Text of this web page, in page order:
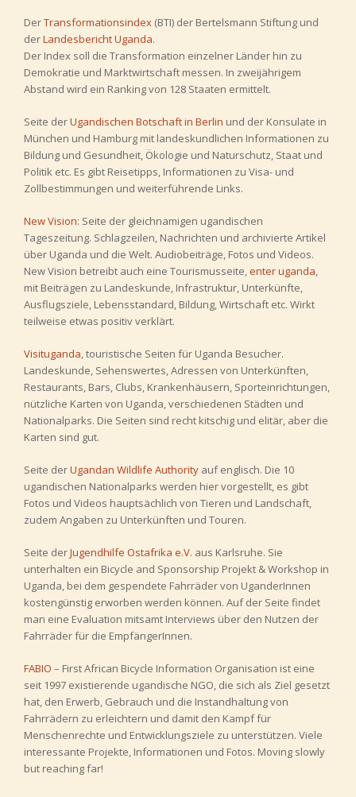
DerTransformationsindex (BTI) der Bertelsmann Stiftung und
derLandesbericht Uganda.
Der Index soll die Transformation einzelner Länder hin zu
Demokratie und Marktwirtschaft messen. In zweijährigem
Abstand wird ein Ranking von 128 Staaten ermittelt.
Seite derUgandischen Botschaft in Berlin und der Konsulate in
München und Hamburg mit landeskundlichen Informationen zu
Bildung und Gesundheit, Ökologie und Naturschutz, Staat und
Politik etc. Es gibt Reisetipps, Informationen zu Visa- und
Zollbestimmungen und weiterführende Links.
New Vision: Seite der gleichnamigen ugandischen
Tageszeitung. Schlagzeilen, Nachrichten und archivierte Artikel
über Uganda und die Welt. Audiobeiträge, Fotos und Videos.
New Vision betreibt auch eine Tourismusseite, enter uganda,
mit Beiträgen zu Landeskunde, Infrastruktur, Unterkünfte,
Ausflugsziele, Lebensstandard, Bildung, Wirtschaft etc. Wirkt
teilweise etwas positiv verklärt.
Visituganda, touristische Seiten für Uganda Besucher.
Landeskunde, Sehenswertes, Adressen von Unterkünften,
Restaurants, Bars, Clubs, Krankenhäusern, Sporteinrichtungen,
nützliche Karten von Uganda, verschiedenen Städten und
Nationalparks. Die Seiten sind recht kitschig und elitär, aber die
Karten sind gut.
Seite derUgandan Wildlife Authority auf englisch. Die 10
ugandischen Nationalparks werden hier vorgestellt, es gibt
Fotos und Videos hauptsächlich von Tieren und Landschaft,
zudem Angaben zu Unterkünften und Touren.
Seite derJugendhilfe Ostafrika e.V. aus Karlsruhe. Sie
unterhalten ein Bicycle and Sponsorship Projekt & Workshop in
Uganda, bei dem gespendete Fahrräder von UganderInnen
kostengünstig erworben werden können. Auf der Seite findet
man eine Evaluation mitsamt Interviews über den Nutzen der
Fahrräder für die EmpfängerInnen.
FABIO – First African Bicycle Information Organisation ist eine
seit 1997 existierende ugandische NGO, die sich als Ziel gesetzt
hat, den Erwerb, Gebrauch und die Instandhaltung von
Fahrrädern zu erleichtern und damit den Kampf für
Menschenrechte und Entwicklungsziele zu unterstützen. Viele
interessante Projekte, Informationen und Fotos. Moving slowly
but reaching far!